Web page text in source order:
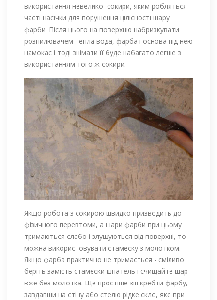
використання невеликої сокири, яким робляться
часті насічки для порушення цілісності шару
фарби. Після цього на поверхню набризкувати
розпилювачем тепла вода, фарба і основа під нею
намокає і тоді знімати її буде набагато легше з
використанням того ж сокири.
Якщо робота з сокирою швидко призводить до
фізичного перевтоми, а шари фарби при цьому
тримаються слабо і злущуються від поверхні, то
можна використовувати стамеску з молотком.
Якщо фарба практично не тримається - сміливо
беріть замість стамески шпатель і счищайте шар
вже без молотка. Ще простіше зішкребти фарбу,
завдавши на стіну або стелю рідке скло, яке при